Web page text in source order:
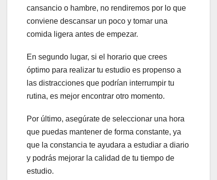
cansancio o hambre, no rendiremos por lo que
conviene descansar un poco y tomar una
comida ligera antes de empezar.
En segundo lugar, si el horario que crees
óptimo para realizar tu estudio es propenso a
las distracciones que podrían interrumpir tu
rutina, es mejor encontrar otro momento.
Por último, asegúrate de seleccionar una hora
que puedas mantener de forma constante, ya
que la constancia te ayudara a estudiar a diario
y podrás mejorar la calidad de tu tiempo de
estudio.